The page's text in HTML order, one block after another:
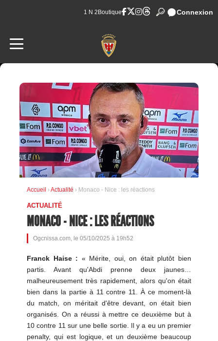
1 N 2 Boutique Connexion
Accueil ›Actualité › Monaco - Nice : les réactions
ACTUALITÉ
MONACO - NICE : LES RÉACTIONS
Ogcnissa.com, le 05/10/2025 à 19h52
Franck Haise : « Mérite, oui, on était plutôt bien
partis. Avant qu'Abdi prenne deux jaunes…
malheureusement très rapidement, alors qu'on était
bien dans la partie à 11 contre 11. À ce moment-là
du match, on méritait d'être devant, on était bien
organisés. On a réussi à mettre ce deuxième but à
10 contre 11 sur une belle sortie. Il y a eu un premier
penalty, qui est logique, et un deuxième beaucoup